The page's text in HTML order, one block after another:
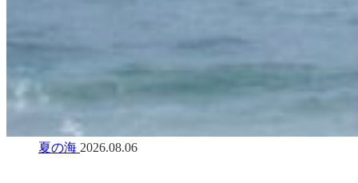
夏の海 2026.08.06